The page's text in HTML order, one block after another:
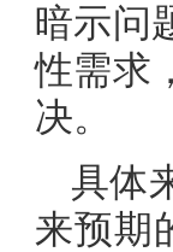
暗示问
性需求
决。
具体
来预期